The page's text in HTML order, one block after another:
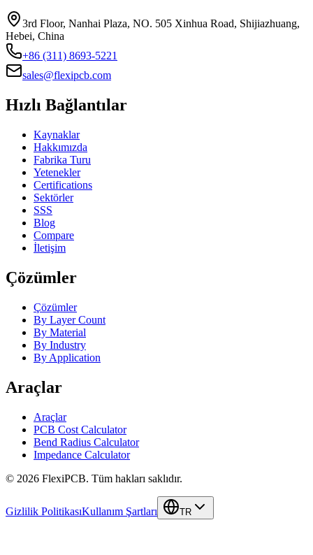
3rd Floor, Nanhai Plaza, NO. 505 Xinhua Road, Shijiazhuang,
Hebei, China
+86 (311) 8693-5221
sales@flexipcb.com
Hızlı Bağlantılar
Kaynaklar
Hakkımızda
Fabrika Turu
Yetenekler
Certifications
Sektörler
SSS
Blog
Compare
İletişim
Çözümler
Çözümler
By Layer Count
By Material
By Industry
By Application
Araçlar
Araçlar
PCB Cost Calculator
Bend Radius Calculator
Impedance Calculator
© 2026 FlexiPCB. Tüm hakları saklıdır.
Gizlilik PolitikasıKullanım Şartları TR